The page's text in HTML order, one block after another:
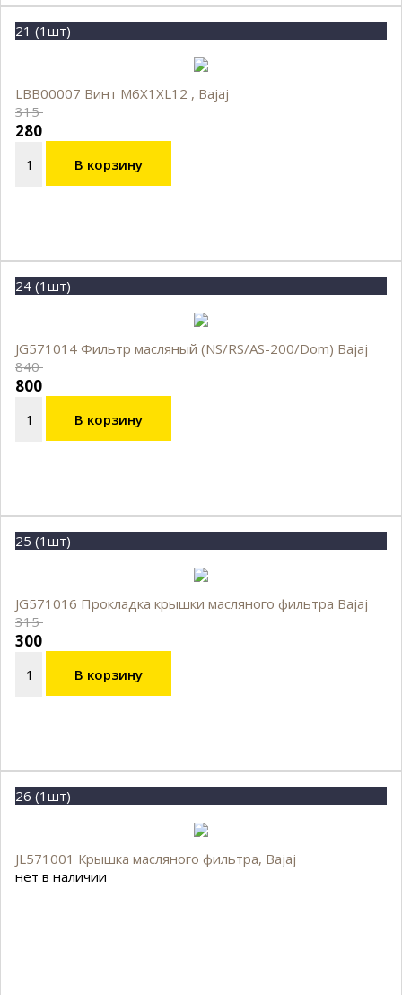
21 (1шт)
LBB00007 Винт M6X1XL12 , Bajaj
315
280
В корзину
24 (1шт)
JG571014 Фильтр масляный (NS/RS/AS-200/Dom) Bajaj
840
800
В корзину
25 (1шт)
JG571016 Прокладка крышки масляного фильтра Bajaj
315
300
В корзину
26 (1шт)
JL571001 Крышка масляного фильтра, Bajaj
нет в наличии